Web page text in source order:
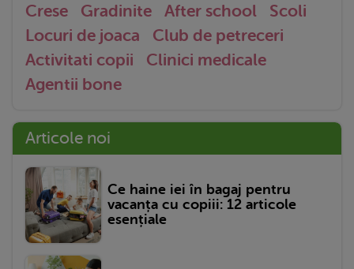
Crese Gradinite After school
Scoli
Locuri de joaca
Club de petreceri
Activitati copii
Clinici medicale
Agentii bone
Articole noi
Ce haine iei în bagaj pentru
vacanța cu copiii: 12 articole
esențiale